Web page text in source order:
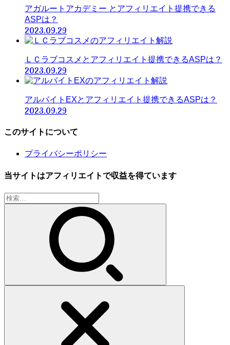
アガルートアカデミー とアフィリエイト提携できる
ASPは？
2023.09.29
ＬＣラブコスメとアフィリエイト提携できるASPは？
2023.09.29
アルバイトEXとアフィリエイト提携できるASPは？
2023.09.29
このサイトについて
プライバシーポリシー
当サイトはアフィリエイトで収益を得ています
検
索: